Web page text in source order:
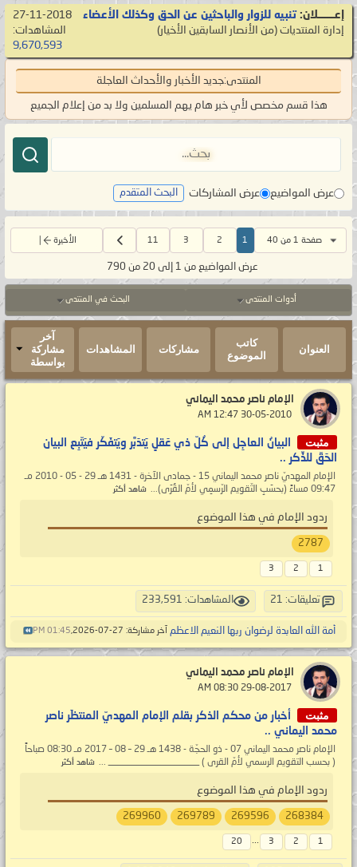
إعـــــــلان: تنبيه للزوار والباحثين عن الحق وكذلك الأعضاء
إدارة المنتديات ‏(من الأنصار السابقين الأخيار)
27-11-2018
المشاهدات:
9,670,593
المنتدى:جديد الأخبار والأحداث العاجلة
هذا قسم مخصص لأي خبر هام يهم المسلمين ولا بد من إعلام الجميع
عرض المواضيع عرض المشاركات البحث المتقدم
صفحة 1 من 40 1
2
3
11 الأخيرة
عرض المواضيع من 1 إلى 20 من 790
أدوات المنتدى البحث في المنتدى
العنوان
كاتب
الموضوع
مشاركات المشاهدات
آخر
مشاركة
بواسطة
الإمام ناصر محمد اليماني
مثبت
البيانُ العاجِل إلى كُلّ ذي عَقلٍ يَتدَبَّر ويَتفَكّر فيَتّبِع البيان
الحَقّ للذِّكر ..
الإمام المهديّ ناصر محمد اليماني 15 - جمادى الآخرة - 1431 هـ 29 - 05 - 2010 مـ
09:47 مساءً (بحسَبِ التّقويم الرّسمِي لأمّ القُرَى)...
شاهد أكثر
ردود الإمام في هذا الموضوع
2787
1
2
3
تعليقات: 21 المشاهدات: 233,591
أمة الله العابدة لرضوان ربها النعيم الاعظم آخر مشاركة: 27-07-2026, 01:45 PM
الإمام ناصر محمد اليماني
مثبت
أخبار من محكم الذكر بقلم الإمام المهديّ المنتظَر ناصر
محمد اليماني ..
الإمام ناصر محمد اليماني 07 - ذو الحجّة - 1438 هـ 29 – 08 – 2017 مـ 08:30 صباحاً
( بحسب التقويم الرسمي لأمّ القرى ) ___________________ ... شاهد أكثر
ردود الإمام في هذا الموضوع
268384
269596
269789
269960
1
2
3
...
20